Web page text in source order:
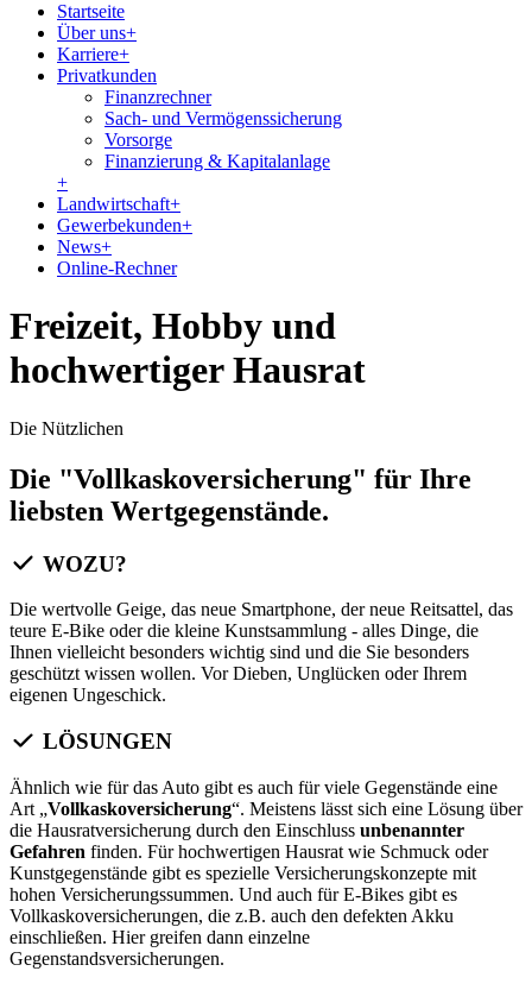
Startseite
Über uns+
Karriere+
Privatkunden
Finanzrechner
Sach- und Vermögenssicherung
Vorsorge
Finanzierung & Kapitalanlage
+
Landwirtschaft+
Gewerbekunden+
News+
Online-Rechner
Freizeit, Hobby und
hochwertiger Hausrat
Die Nützlichen
Die "Vollkaskoversicherung" für Ihre
liebsten Wertgegenstände.
WOZU?
Die wertvolle Geige, das neue Smartphone, der neue Reitsattel, das
teure E-Bike oder die kleine Kunstsammlung - alles Dinge, die
Ihnen vielleicht besonders wichtig sind und die Sie besonders
geschützt wissen wollen. Vor Dieben, Unglücken oder Ihrem
eigenen Ungeschick.
LÖSUNGEN
Ähnlich wie für das Auto gibt es auch für viele Gegenstände eine
Art „Vollkaskoversicherung“. Meistens lässt sich eine Lösung über
die Hausratversicherung durch den Einschluss unbenannter
Gefahren finden. Für hochwertigen Hausrat wie Schmuck oder
Kunstgegenstände gibt es spezielle Versicherungskonzepte mit
hohen Versicherungssummen. Und auch für E-Bikes gibt es
Vollkaskoversicherungen, die z.B. auch den defekten Akku
einschließen. Hier greifen dann einzelne
Gegenstandsversicherungen.